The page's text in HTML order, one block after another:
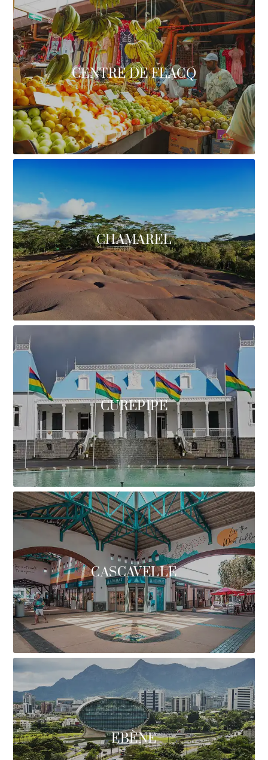
CENTRE DE FLACQ
CHAMAREL
CUREPIPE
CASCAVELLE
EBÈNE